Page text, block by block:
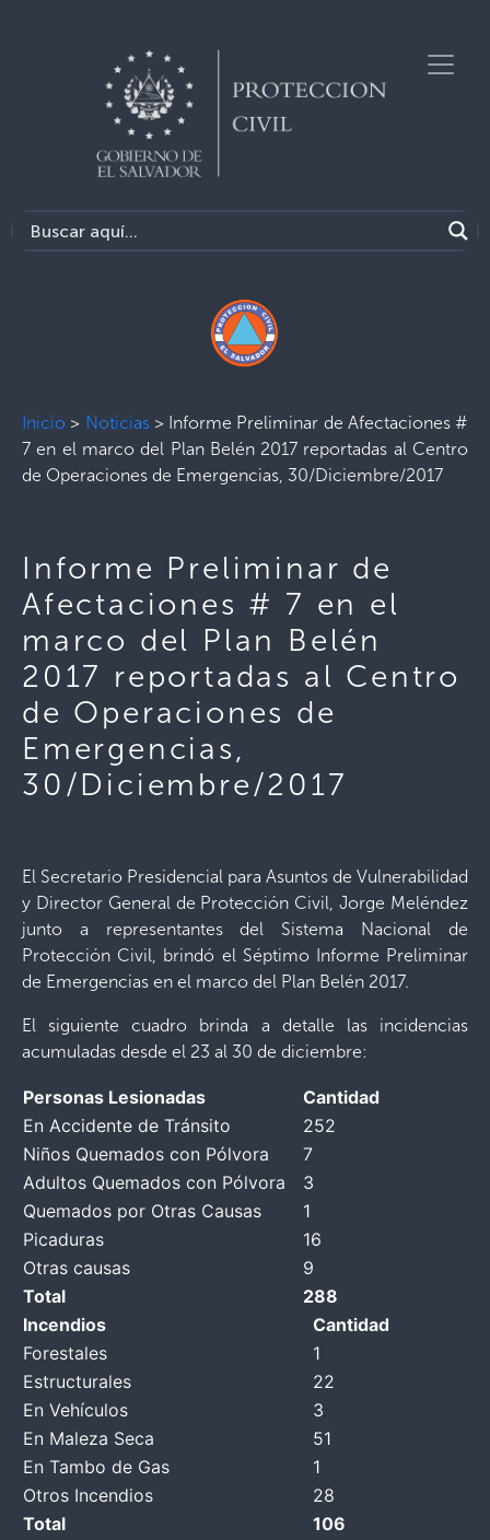
Inicio > Noticias> Informe Preliminar de Afectaciones #
7 en el marco del Plan Belén 2017 reportadas al Centro
de Operaciones de Emergencias, 30/Diciembre/2017
Informe Preliminar de
Afectaciones # 7 en el
marco del Plan Belén
2017 reportadas al Centro
de Operaciones de
Emergencias,
30/Diciembre/2017
El Secretario Presidencial para Asuntos de Vulnerabilidad
y Director General de Protección Civil, Jorge Meléndez
junto a representantes del Sistema Nacional de
Protección Civil, brindó el Séptimo Informe Preliminar
de Emergencias en el marco del Plan Belén 2017.
El siguiente cuadro brinda a detalle las incidencias
acumuladas desde el 23 al 30 de diciembre:
Personas Lesionadas
Cantidad
En Accidente de Tránsito
252
Niños Quemados con Pólvora
7
Adultos Quemados con Pólvora
3
Quemados por Otras Causas
1
Picaduras
16
Otras causas
9
Total
288
Incendios
Cantidad
Forestales
1
Estructurales
22
En Vehículos
3
En Maleza Seca
51
En Tambo de Gas
1
Otros Incendios
28
Total
106